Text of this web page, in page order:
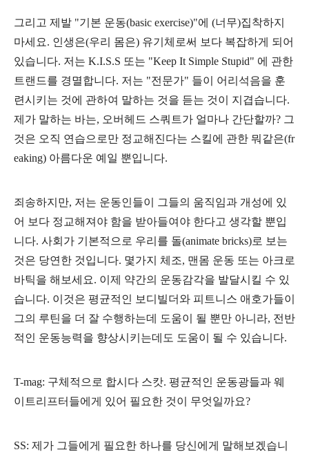
그리고 제발 "기본 운동(basic exercise)"에 (너무)집착하지
마세요. 인생은(우리 몸은) 유기체로써 보다 복잡하게 되어
있습니다. 저는 K.I.S.S 또는 "Keep It Simple Stupid" 에 관한
트랜드를 경멸합니다. 저는 "전문가" 들이 어리석음을 훈
련시키는 것에 관하여 말하는 것을 듣는 것이 지겹습니다.
제가 말하는 바는, 오버헤드 스쿼트가 얼마나 간단할까? 그
것은 오직 연습으로만 정교해진다는 스킬에 관한 뭐같은(fr
eaking) 아름다운 예일 뿐입니다.
죄송하지만, 저는 운동인들이 그들의 움직임과 개성에 있
어 보다 정교해져야 함을 받아들여야 한다고 생각할 뿐입
니다. 사회가 기본적으로 우리를 돌(animate bricks)로 보는
것은 당연한 것입니다. 몇가지 체조, 맨몸 운동 또는 아크로
바틱을 해보세요. 이제 약간의 운동감각을 발달시킬 수 있
습니다. 이것은 평균적인 보디빌더와 피트니스 애호가들이
그의 루틴을 더 잘 수행하는데 도움이 될 뿐만 아니라, 전반
적인 운동능력을 향상시키는데도 도움이 될 수 있습니다.
T-mag: 구체적으로 합시다 스캇. 평균적인 운동광들과 웨
이트리프터들에게 있어 필요한 것이 무엇일까요?
SS: 제가 그들에게 필요한 하나를 당신에게 말해보겠습니